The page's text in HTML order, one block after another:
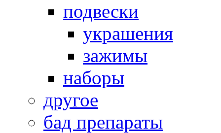
подвески
украшения
зажимы
наборы
другое
бад препараты